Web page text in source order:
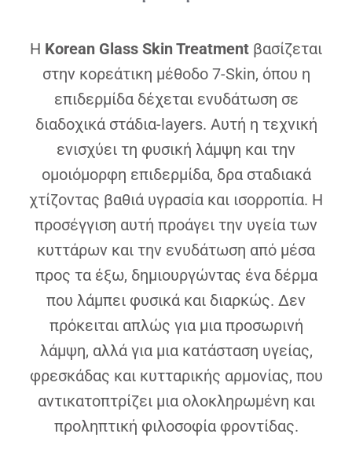
Η Korean Glass Skin Treatment βασίζεται
στην κορεάτικη μέθοδο 7-Skin, όπου η
επιδερμίδα δέχεται ενυδάτωση σε
διαδοχικά στάδια-layers. Αυτή η τεχνική
ενισχύει τη φυσική λάμψη και την
ομοιόμορφη επιδερμίδα, δρα σταδιακά
χτίζοντας βαθιά υγρασία και ισορροπία. Η
προσέγγιση αυτή προάγει την υγεία των
κυττάρων και την ενυδάτωση από μέσα
προς τα έξω, δημιουργώντας ένα δέρμα
που λάμπει φυσικά και διαρκώς. Δεν
πρόκειται απλώς για μια προσωρινή
λάμψη, αλλά για μια κατάσταση υγείας,
φρεσκάδας και κυτταρικής αρμονίας, που
αντικατοπτρίζει μια ολοκληρωμένη και
προληπτική φιλοσοφία φροντίδας.